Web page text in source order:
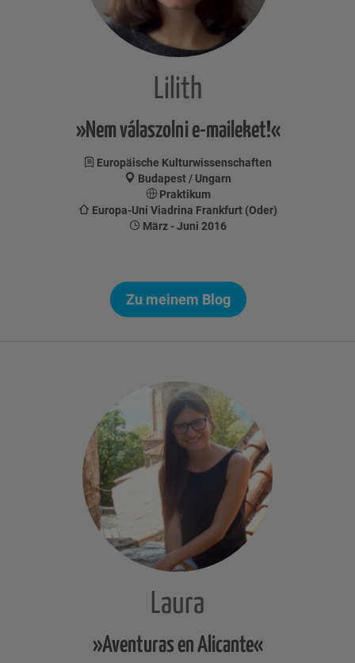
Lilith
»Nem válaszolni e-maileket!«
Europäische Kulturwissenschaften
Budapest / Ungarn
Praktikum
Europa-Uni Viadrina Frankfurt (Oder)
März - Juni 2016
Zu meinem Blog
Laura
»Aventuras en Alicante«